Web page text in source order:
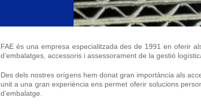
FAE és una empresa especialitzada des de 1991 en oferir
d’embalatges, accessoris i assessorament de la gestió
Des dels nostres orígens hem donat gran importància als
unit a una gran experiència ens permet oferir solucions
d’embalatge.